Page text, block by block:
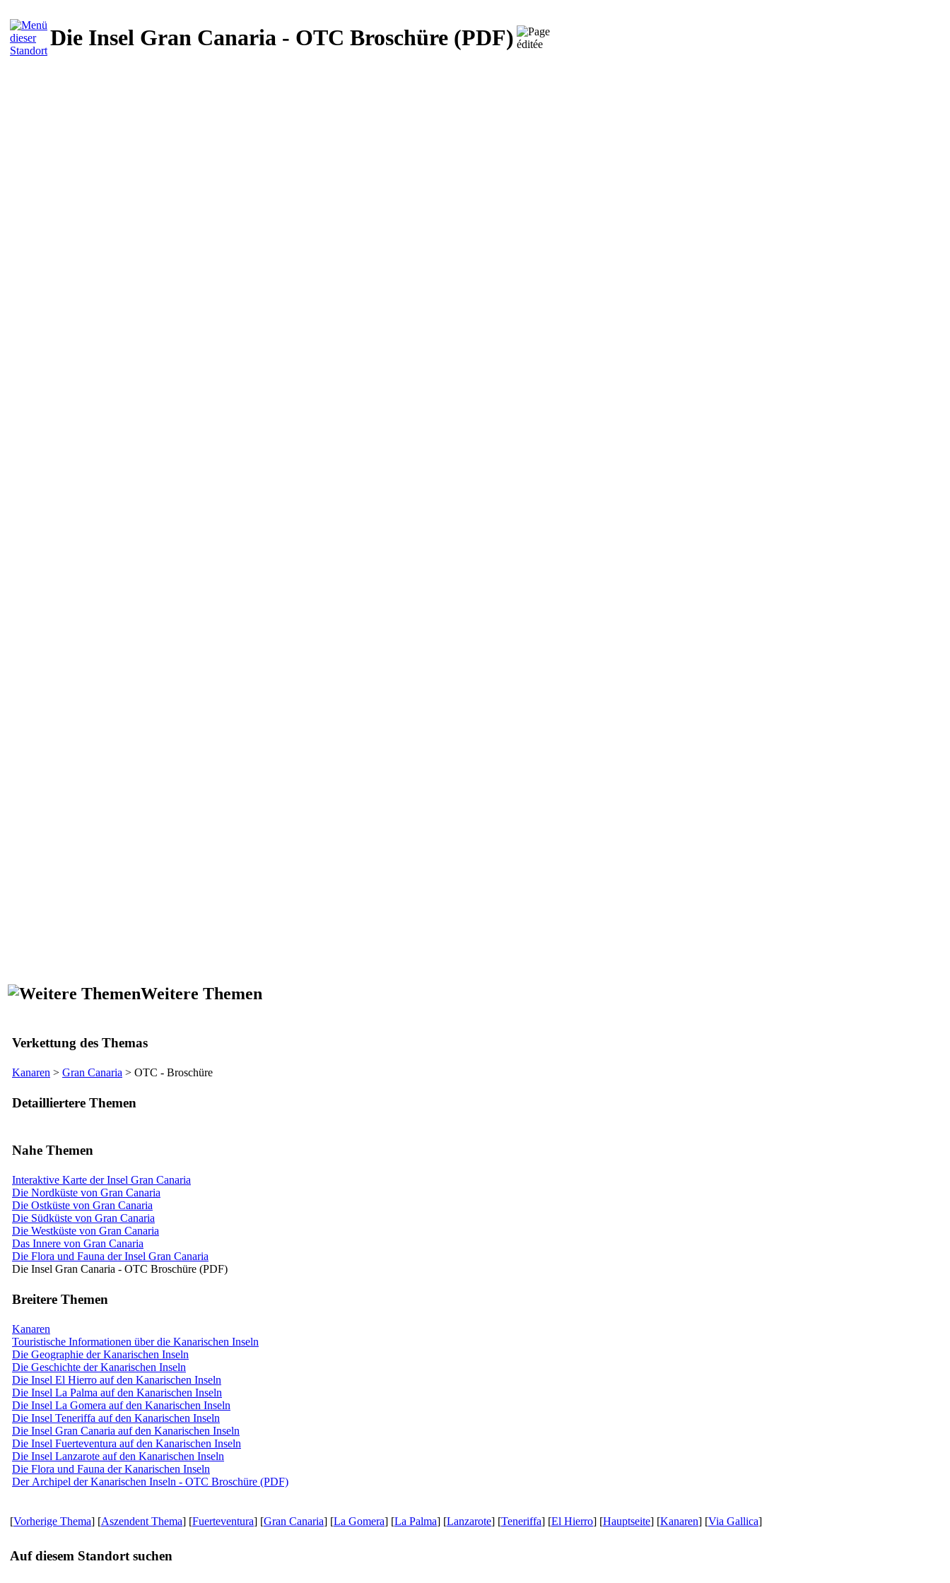
Die Insel Gran Canaria - OTC Broschüre (PDF)
Weitere Themen
Verkettung des Themas
Kanaren > Gran Canaria > OTC - Broschüre
Detailliertere Themen
Nahe Themen
Interaktive Karte der Insel Gran Canaria
Die Nordküste von Gran Canaria
Die Ostküste von Gran Canaria
Die Südküste von Gran Canaria
Die Westküste von Gran Canaria
Das Innere von Gran Canaria
Die Flora und Fauna der Insel Gran Canaria
Die Insel Gran Canaria - OTC Broschüre (PDF)
Breitere Themen
Kanaren
Touristische Informationen über die Kanarischen Inseln
Die Geographie der Kanarischen Inseln
Die Geschichte der Kanarischen Inseln
Die Insel El Hierro auf den Kanarischen Inseln
Die Insel La Palma auf den Kanarischen Inseln
Die Insel La Gomera auf den Kanarischen Inseln
Die Insel Teneriffa auf den Kanarischen Inseln
Die Insel Gran Canaria auf den Kanarischen Inseln
Die Insel Fuerteventura auf den Kanarischen Inseln
Die Insel Lanzarote auf den Kanarischen Inseln
Die Flora und Fauna der Kanarischen Inseln
Der Archipel der Kanarischen Inseln - OTC Broschüre (PDF)
[Vorherige Thema] [Aszendent Thema] [Fuerteventura] [Gran Canaria] [La Gomera] [La Palma] [Lanzarote] [Teneriffa] [El Hierro] [Hauptseite] [Kanaren] [Via Gallica]
Auf diesem Standort suchen